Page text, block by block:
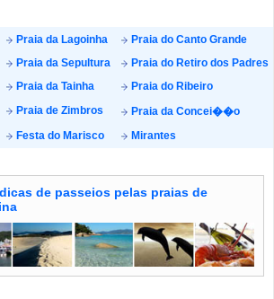
Praia da Lagoinha
Praia do Canto Grande
Praia da Sepultura
Praia do Retiro dos Padres
Praia da Tainha
Praia do Ribeiro
Praia de Zimbros
Praia da Concei��o
Festa do Marisco Mirantes
dicas de passeios pelas praias de